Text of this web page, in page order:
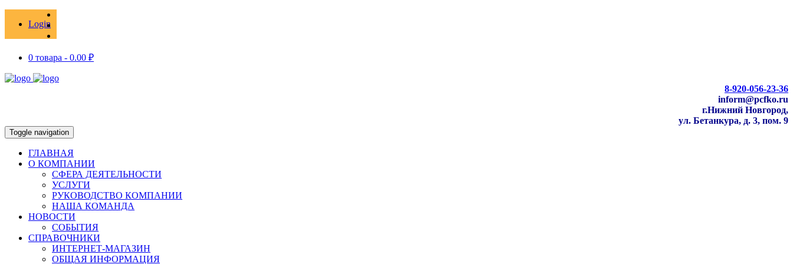
Login
0 товара - 0.00 ₽
8-920-056-23-36
inform@pcfko.ru
г.Нижний Новгород,
ул. Бетанкура, д. 3, пом. 9
Toggle navigation
ГЛАВНАЯ
О КОМПАНИИ
СФЕРА ДЕЯТЕЛЬНОСТИ
УСЛУГИ
РУКОВОДСТВО КОМПАНИИ
НАША КОМАНДА
НОВОСТИ
СОБЫТИЯ
СПРАВОЧНИКИ
ИНТЕРНЕТ-МАГАЗИН
ОБЩАЯ ИНФОРМАЦИЯ